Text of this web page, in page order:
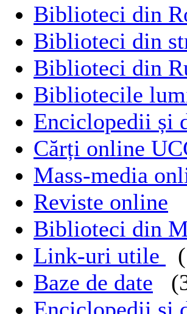
Biblioteci din
Biblioteci din
Biblioteci din
Bibliotecile
Enciclopedii și
Cărți online
Mass-media
Reviste online
Biblioteci din
Link-uri utile
Baze de date